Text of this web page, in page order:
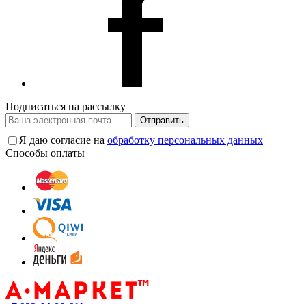
Подписаться на рассылку
Отправить
Я даю согласие на обработку персональных данных
Способы оплаты